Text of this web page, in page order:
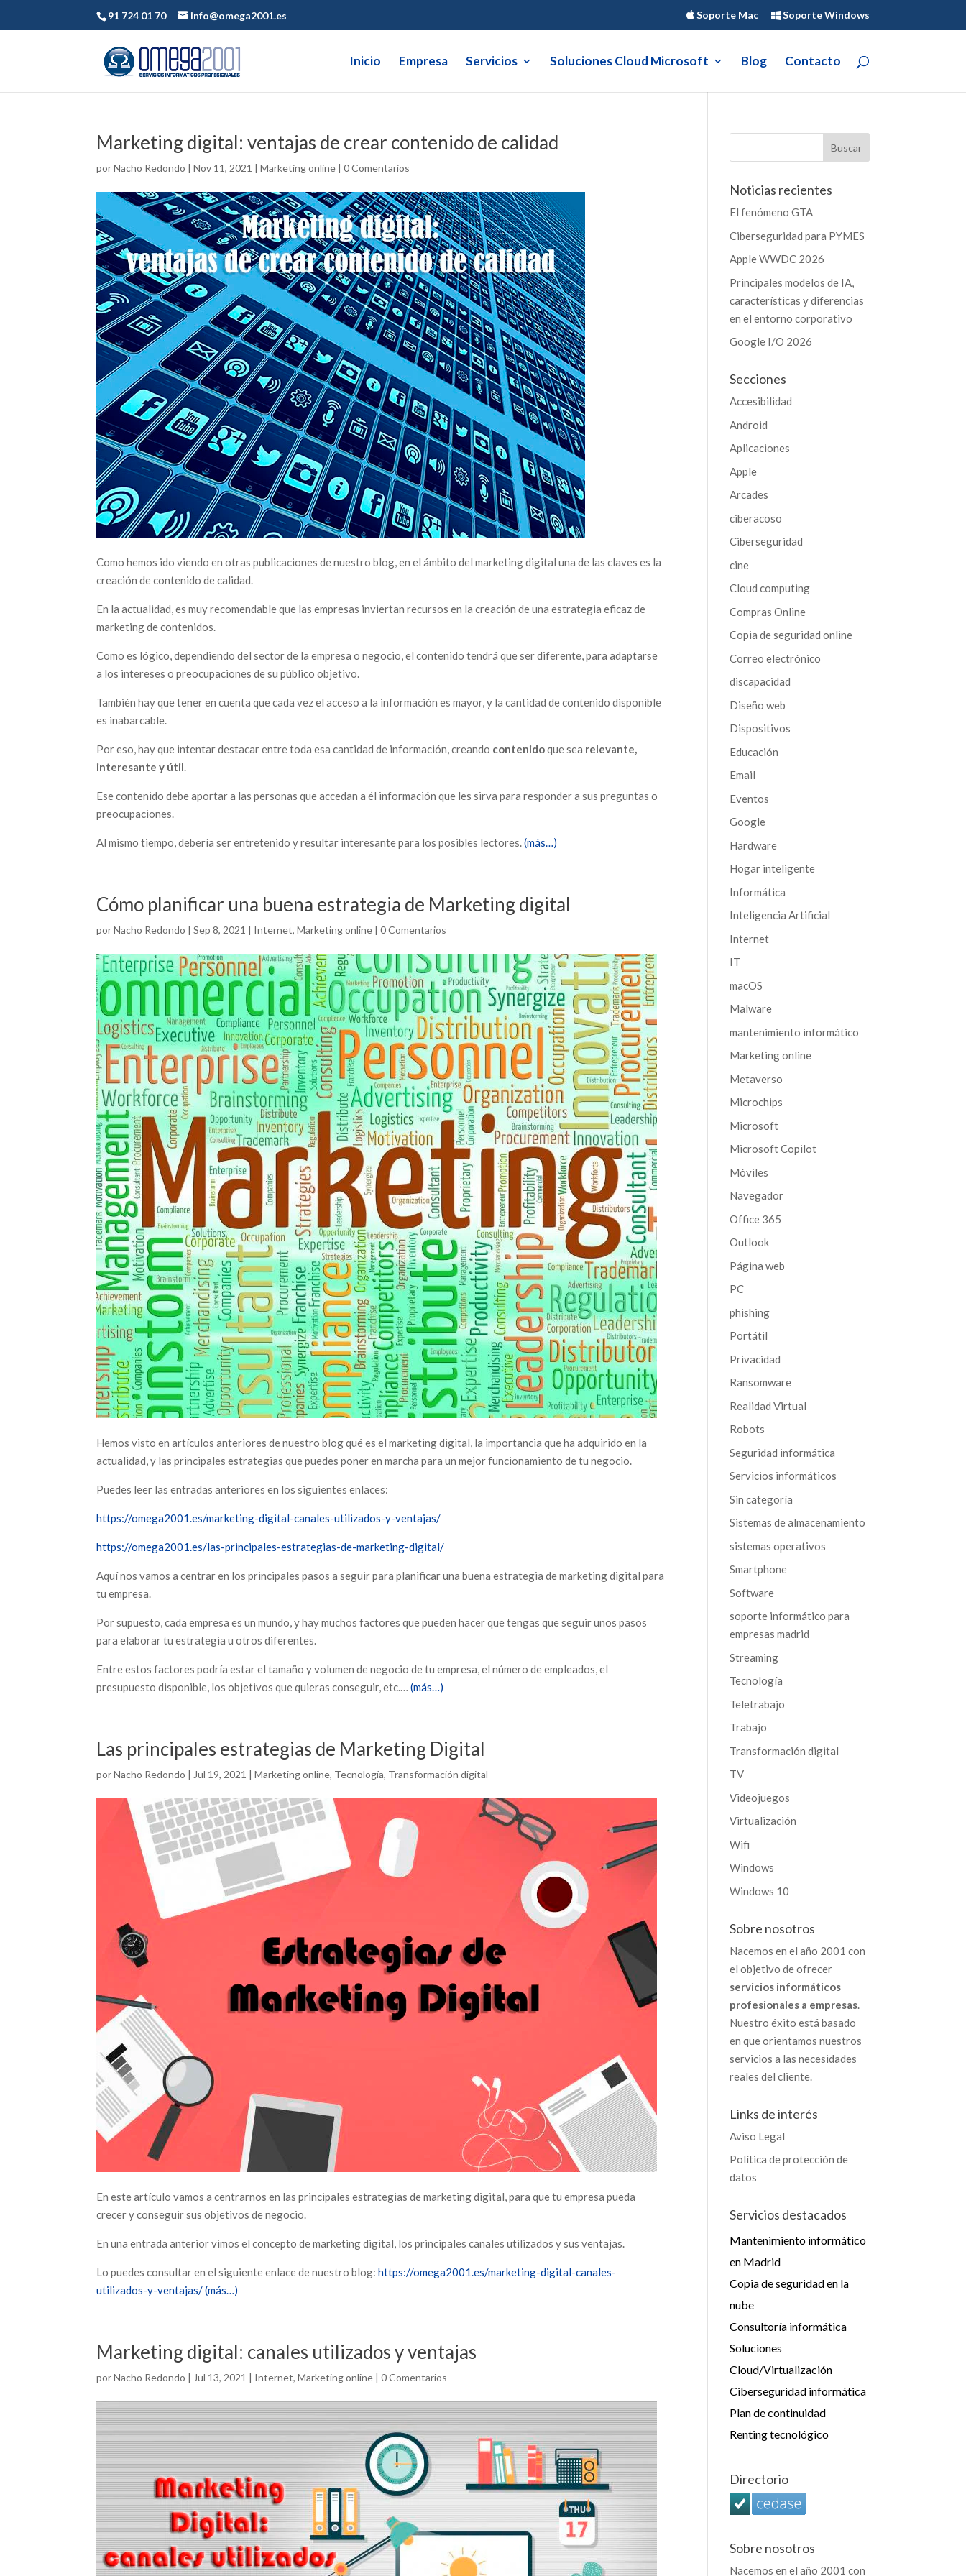
91 724 01 70 info@omega2001.es Soporte Mac Soporte Windows
Inicio Empresa Servicios Soluciones Cloud Microsoft Blog Contacto
Marketing digital: ventajas de crear contenido de calidad
porNacho Redondo |Nov 11, 2021 |Marketing online |0 Comentarios
Como hemos ido viendo en otras publicaciones de nuestro blog, en el ámbito del marketing digital una de las claves es la
creación de contenido de calidad.
En la actualidad, es muy recomendable que las empresas inviertan recursos en la creación de una estrategia eficaz de
marketing de contenidos.
Como es lógico, dependiendo del sector de la empresa o negocio, el contenido tendrá que ser diferente, para adaptarse
a los intereses o preocupaciones de su público objetivo.
También hay que tener en cuenta que cada vez el acceso a la información es mayor, y la cantidad de contenido disponible
es inabarcable.
Por eso, hay que intentar destacar entre toda esa cantidad de información, creando contenidoque sea relevante,
interesante y útil.
Ese contenido debe aportar a las personas que accedan a él información que les sirva para responder a sus preguntas o
preocupaciones.
Al mismo tiempo, debería ser entretenido y resultar interesante para los posibles lectores.(más…)
Cómo planificar una buena estrategia de Marketing digital
porNacho Redondo |Sep 8, 2021 | Internet,Marketing online |0 Comentarios
Hemos visto en artículos anteriores de nuestro blog qué es el marketing digital, la importancia que ha adquirido en la
actualidad, y las principales estrategias que puedes poner en marcha para un mejor funcionamiento de tu negocio.
Puedes leer las entradas anteriores en los siguientes enlaces:
https://omega2001.es/marketing-digital-canales-utilizados-y-ventajas/
https://omega2001.es/las-principales-estrategias-de-marketing-digital/
Aquí nos vamos a centrar en los principales pasos a seguir para planificar una buena estrategia de marketing digital para
tu empresa.
Por supuesto, cada empresa es un mundo, y hay muchos factores que pueden hacer que tengas que seguir unos pasos
para elaborar tu estrategia u otros diferentes.
Entre estos factores podría estar el tamaño y volumen de negocio de tu empresa, el número de empleados, el
presupuesto disponible, los objetivos que quieras conseguir, etc.…(más…)
Las principales estrategias de Marketing Digital
porNacho Redondo | Jul 19, 2021 |Marketing online, Tecnología, Transformación digital
En este artículo vamos a centrarnos en las principales estrategias de marketing digital, para que tu empresa pueda
crecer y conseguir sus objetivos de negocio.
En una entrada anterior vimos el concepto de marketing digital, los principales canales utilizados y sus ventajas.
Lo puedes consultar en el siguiente enlace de nuestro blog:https://omega2001.es/marketing-digital-canales-
utilizados-y-ventajas/(más…)
Marketing digital: canales utilizados y ventajas
porNacho Redondo | Jul 13, 2021 | Internet,Marketing online |0 Comentarios
Noticias recientes
El fenómeno GTA
Ciberseguridad para PYMES
Apple WWDC 2026
Principales modelos de IA,
características y diferencias
en el entorno corporativo
Google I/O 2026
Secciones
Accesibilidad
Android
Aplicaciones
Apple
Arcades
ciberacoso
Ciberseguridad
cine
Cloud computing
Compras Online
Copia de seguridad online
Correo electrónico
discapacidad
Diseño web
Dispositivos
Educación
Email
Eventos
Google
Hardware
Hogar inteligente
Informática
Inteligencia Artificial
Internet
IT
macOS
Malware
mantenimiento informático
Marketing online
Metaverso
Microchips
Microsoft
Microsoft Copilot
Móviles
Navegador
Office 365
Outlook
Página web
PC
phishing
Portátil
Privacidad
Ransomware
Realidad Virtual
Robots
Seguridad informática
Servicios informáticos
Sin categoría
Sistemas de almacenamiento
sistemas operativos
Smartphone
Software
soporte informático para
empresas madrid
Streaming
Tecnología
Teletrabajo
Trabajo
Transformación digital
TV
Videojuegos
Virtualización
Wifi
Windows
Windows 10
Sobre nosotros
Nacemos en el año 2001 con
el objetivo de ofrecer
servicios informáticos
profesionales a empresas
Nuestro éxito está basado
en que orientamos nuestros
servicios a las necesidades
reales del cliente.
Links de interés
Aviso Legal
Política de protección de
datos
Servicios destacados
Mantenimiento informático
en Madrid
Copia de seguridad en la
nube
Consultoría informática
Soluciones
Cloud/Virtualización
Ciberseguridad informática
Plan de continuidad
Renting tecnológico
Directorio
Sobre nosotros
Nacemos en el año 2001 con